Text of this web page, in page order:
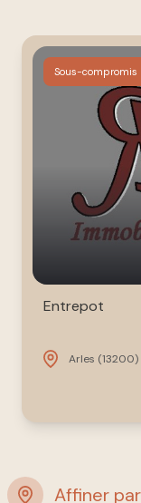
à nos
côtés
ESTIMATION
REJOINDRE
Sous-compromis
Entrepot
Arles (13200)
Affiner